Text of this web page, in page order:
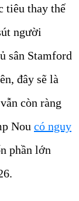
tiêu thay thế
người
sân Stamford
đây sẽ là
còn ràng
Nou có nguy
phần lớn